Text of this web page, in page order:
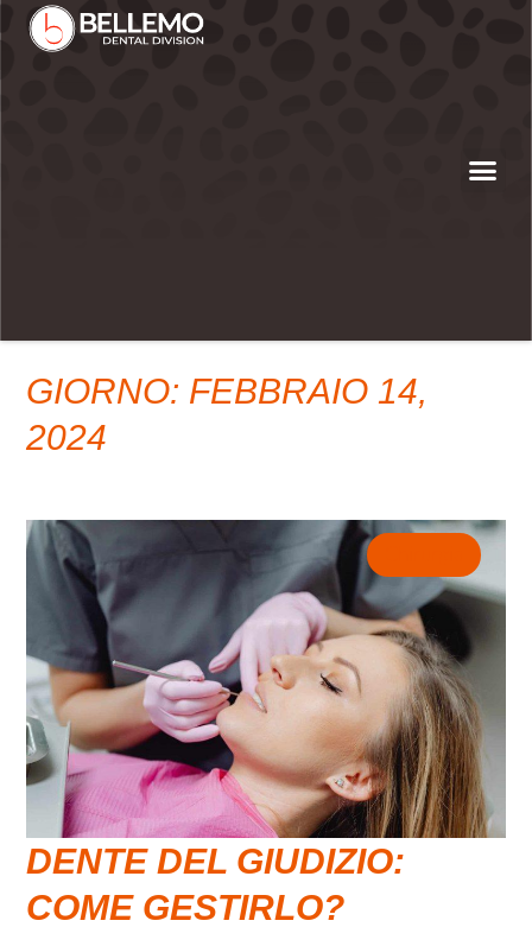
GIORNO: FEBBRAIO 14,
2024
DENTE DEL GIUDIZIO:
COME GESTIRLO?